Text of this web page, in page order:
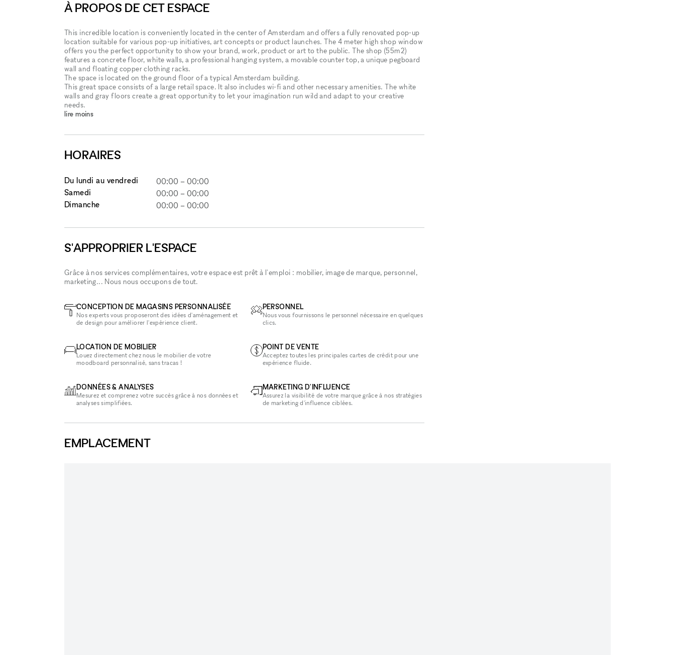
À PROPOS DE CET ESPACE
This incredible location is conveniently located in the center of Amsterdam and offers a fully renovated pop-up
location suitable for various pop-up initiatives, art concepts or product launches. The 4 meter high shop window
offers you the perfect opportunity to show your brand, work, product or art to the public. The shop (55m2)
features a concrete floor, white walls, a professional hanging system, a movable counter top, a unique pegboard
wall and floating copper clothing racks.
The space is located on the ground floor of a typical Amsterdam building.
This great space consists of a large retail space. It also includes wi-fi and other necessary amenities. The white
walls and gray floors create a great opportunity to let your imagination run wild and adapt to your creative
needs.
lire moins
HORAIRES
Du lundi au vendredi 00:00 –00:00
Samedi
00:00 –00:00
Dimanche
00:00 –00:00
S'APPROPRIER L'ESPACE
Grâce à nos services complémentaires, votre espace est prêt à l'emploi : mobilier, image de marque, personnel,
marketing... Nous nous occupons de tout.
CONCEPTION DE MAGASINS PERSONNALISÉE
Nos experts vous proposeront des idées d'aménagement et
de design pour améliorer l'expérience client.
LOCATION DE MOBILIER
Louez directement chez nous le mobilier de votre
moodboard personnalisé, sans tracas !
DONNÉES & ANALYSES
Mesurez et comprenez votre succès grâce à nos données et
analyses simplifiées.
PERSONNEL
Nous vous fournissons le personnel nécessaire en quelques
clics.
POINT DE VENTE
Acceptez toutes les principales cartes de crédit pour une
expérience fluide.
MARKETING D'INFLUENCE
Assurez la visibilité de votre marque grâce à nos stratégies
de marketing d'influence ciblées.
EMPLACEMENT